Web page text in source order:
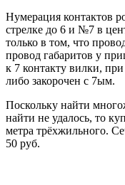
Нумерация контактов
стрелке до 6 и №7 в
только в том, что
провод габаритов у
к 7 контакту вилки,
либо закорочен с 7ым.
Поскольку найти
найти не удалось, то
метра трёхжильного.
50 руб.